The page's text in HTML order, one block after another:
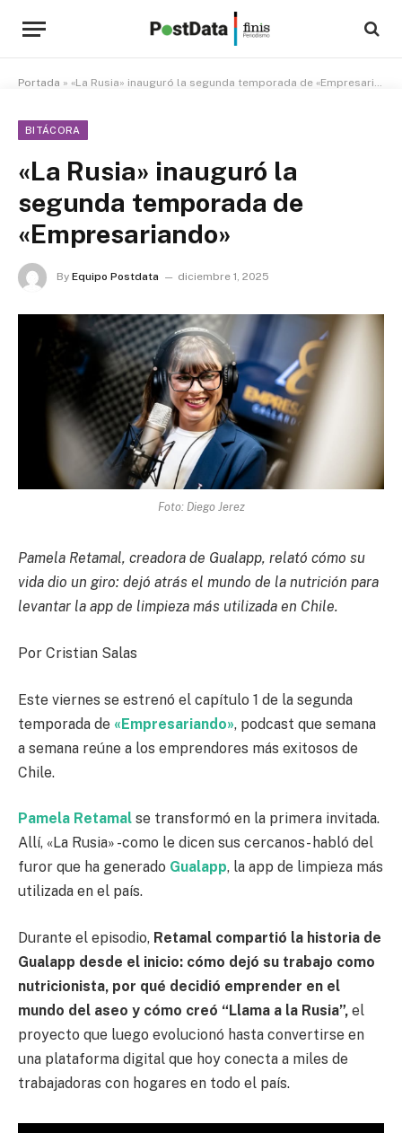
Portada » «La Rusia» inauguró la segunda temporada de «Empresariando»
BITÁCORA
«La Rusia» inauguró la
segunda temporada de
«Empresariando»
By Equipo Postdata diciembre 1, 2025
Foto: Diego Jerez
Pamela Retamal, creadora de Gualapp, relató cómo su
vida dio un giro: dejó atrás el mundo de la nutrición para
levantar la app de limpieza más utilizada en Chile.
Por Cristian Salas
Este viernes se estrenó el capítulo 1 de la segunda
temporada de «Empresariando», podcast que semana
a semana reúne a los emprendores más exitosos de
Chile.
Pamela Retamal se transformó en la primera invitada.
Allí, «La Rusia» -como le dicen sus cercanos- habló del
furor que ha generado Gualapp, la app de limpieza más
utilizada en el país.
Durante el episodio, Retamal compartió la historia de
Gualapp desde el inicio: cómo dejó su trabajo como
nutricionista, por qué decidió emprender en el
mundo del aseo y cómo creó “Llama a la Rusia”, el
proyecto que luego evolucionó hasta convertirse en
una plataforma digital que hoy conecta a miles de
trabajadoras con hogares en todo el país.